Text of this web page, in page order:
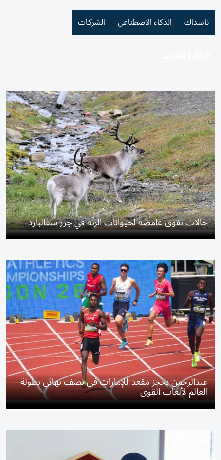
ناسداك الذكاء الاصطناعي الشركات
حالات نفوق غامضة لحيوانات الرنّة في جزر سفالبارد
عبدالرحمن يحجز مقعد للإمارات في نصف نهائي بطولة
العالم لألعاب القوى